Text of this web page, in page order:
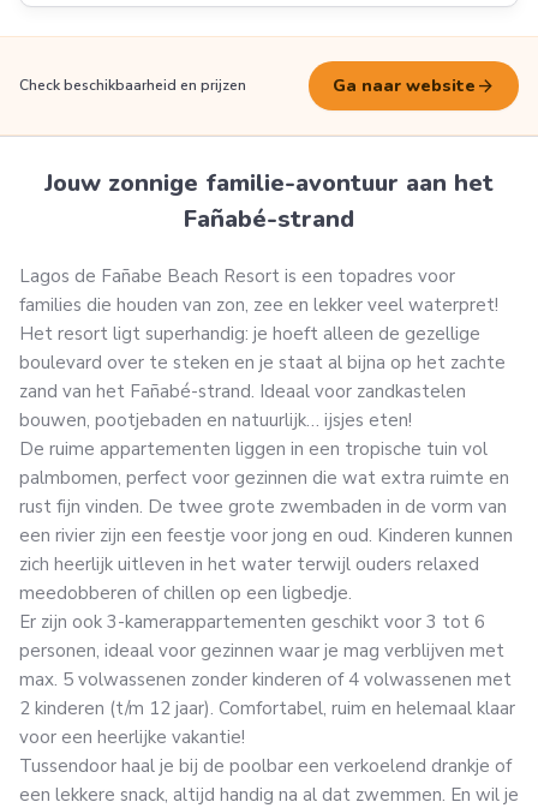
Check beschikbaarheid en prijzen Ga naar website arrow_forward
Jouw zonnige familie-avontuur aan het
Fañabé-strand
Lagos de Fañabe Beach Resort is een topadres voor
families die houden van zon, zee en lekker veel waterpret!
Het resort ligt superhandig: je hoeft alleen de gezellige
boulevard over te steken en je staat al bijna op het zachte
zand van het Fañabé-strand. Ideaal voor zandkastelen
bouwen, pootjebaden en natuurlijk… ijsjes eten!
De ruime appartementen liggen in een tropische tuin vol
palmbomen, perfect voor gezinnen die wat extra ruimte en
rust fijn vinden. De twee grote zwembaden in de vorm van
een rivier zijn een feestje voor jong en oud. Kinderen kunnen
zich heerlijk uitleven in het water terwijl ouders relaxed
meedobberen of chillen op een ligbedje.
Er zijn ook 3-kamerappartementen geschikt voor 3 tot 6
personen, ideaal voor gezinnen waar je mag verblijven met
max. 5 volwassenen zonder kinderen of 4 volwassenen met
2 kinderen (t/m 12 jaar). Comfortabel, ruim en helemaal klaar
voor een heerlijke vakantie!
Tussendoor haal je bij de poolbar een verkoelend drankje of
een lekkere snack, altijd handig na al dat zwemmen. En wil je